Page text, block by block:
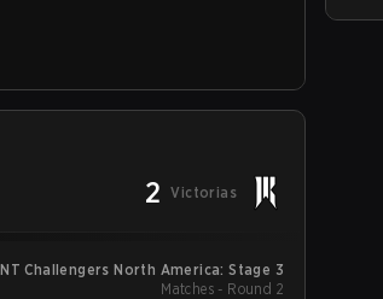
2 Victorias
Challengers North America: Stage 3
Matches - Round 2